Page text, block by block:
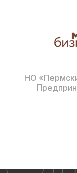
НО